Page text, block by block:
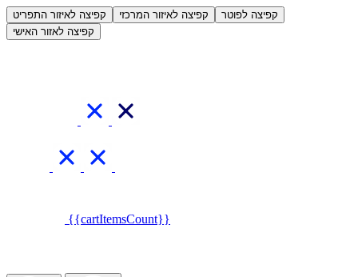
קפיצה לאיזור התפריט קפיצה לאיזור המרכזי
קפיצה לפוטר
קפיצה לאזור האישי
{{cartItemsCount}}